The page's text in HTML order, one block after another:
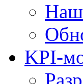
Наш
KPI-